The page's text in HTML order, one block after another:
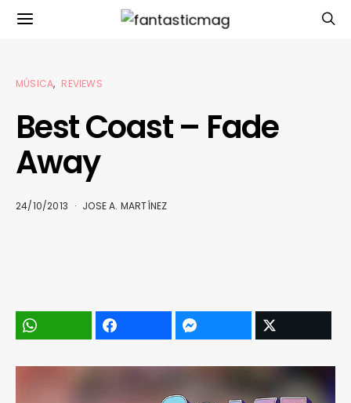
MÚSICA REVIEWS
Best Coast – Fade
Away
24/10/2013 JOSE A. MARTÍNEZ